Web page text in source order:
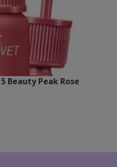
Beauty Peak Rose